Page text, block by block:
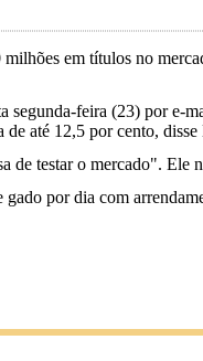
em títulos no
feira (23) por e-
até 12,5 por cento,
testar o mercado". Ele
por dia com